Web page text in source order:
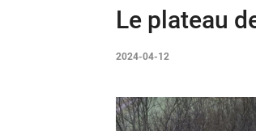
Le plateau
2024-04-12